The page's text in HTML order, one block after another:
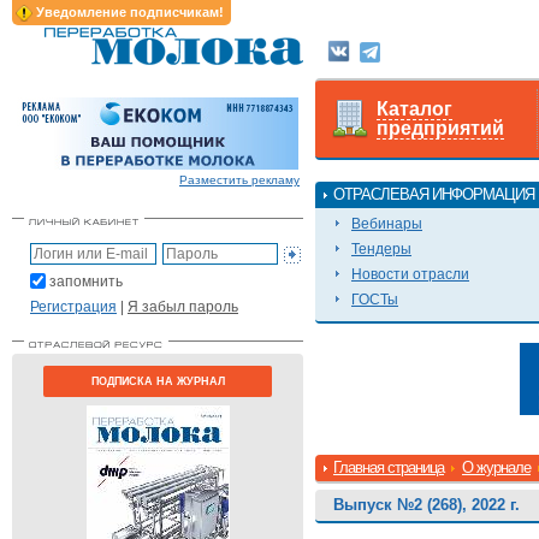
Уведомление подписчикам!
Разместить рекламу
запомнить
Регистрация | Я забыл пароль
ПОДПИСКА НА ЖУРНАЛ
Каталог
предприятий
ОТРАСЛЕВАЯ ИНФОРМАЦИЯ
Вебинары
Тендеры
Новости отрасли
ГОСТы
Главная страница О журнале
Выпуск №2 (268), 2022 г.